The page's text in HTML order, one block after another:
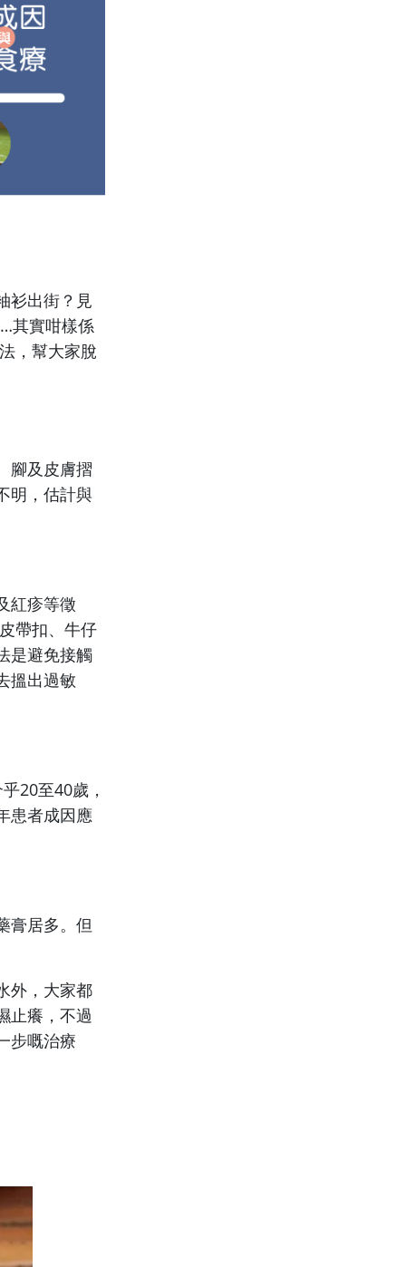
衫出街？見
其實咁樣係
，幫大家脫
腳及皮膚摺
明，估計與
紅疹等徵
帶扣、牛仔
是避免接觸
搵出過敏
20至40歲，
患者成因應
膏居多。但
外，大家都
止癢，不過
步嘅治療